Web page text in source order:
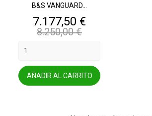
B&S VANGUARD...
Precio
7.177,50 €
8.250,00 €
AÑADIR AL CARRITO